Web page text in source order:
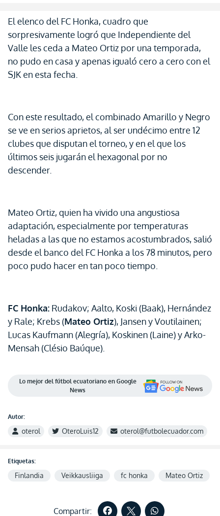
El elenco del FC Honka, cuadro que
sorpresivamente logró que Independiente del
Valle les ceda a Mateo Ortiz por una temporada,
no pudo en casa y apenas igualó cero a cero con el
SJK en esta fecha.
Con este resultado, el combinado Amarillo y Negro
se ve en serios aprietos, al ser undécimo entre 12
clubes que disputan el torneo, y en el que los
últimos seis jugarán el hexagonal por no
descender.
Mateo Ortiz, quien ha vivido una angustiosa
adaptación, especialmente por temperaturas
heladas a las que no estamos acostumbrados, salió
desde el banco del FC Honka a los 78 minutos, pero
poco pudo hacer en tan poco tiempo.
FC Honka: Rudakov; Aalto, Koski (Baak), Hernández
y Rale; Krebs (Mateo Ortiz), Jansen y Voutilainen;
Lucas Kaufmann (Alegría), Koskinen (Laine) y Arko-
Mensah (Clésio Baúque).
Lo mejor del fútbol ecuatoriano en Google
News
Autor:
oterol OteroLuis12 oterol@futbolecuador.com
Etiquetas:
Finlandia Veikkausliiga fc honka Mateo Ortiz
Compartir: